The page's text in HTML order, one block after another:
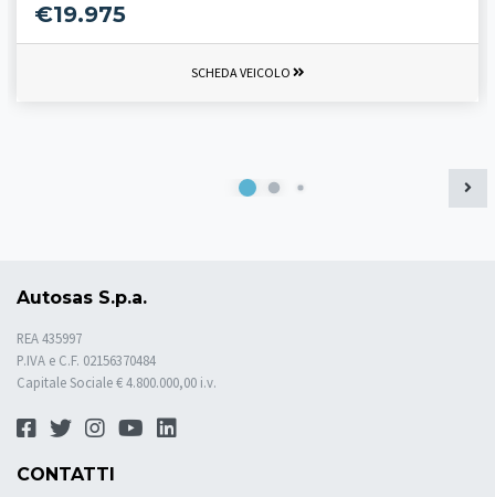
€19.975
SCHEDA VEICOLO
Autosas S.p.a.
REA 435997
P.IVA e C.F. 02156370484
Capitale Sociale € 4.800.000,00 i.v.
CONTATTI